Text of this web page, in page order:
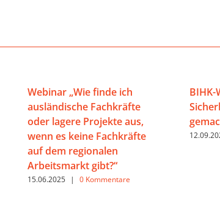
Webinar „Wie finde ich
ausländische Fachkräfte
oder lagere Projekte aus,
wenn es keine Fachkräfte
auf dem regionalen
Arbeitsmarkt gibt?“
15.06.2025 | 0 Kommentare
BIHK-